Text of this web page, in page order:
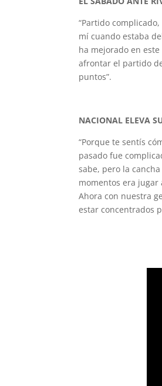
“Partido
mí cuando estaba
ha mejorado en
afrontar el partido
puntos”.
NACIONAL ELEVA
“Porque te sentís
pasado fue
sabe, pero la
momentos era jugar
Ahora con nuestra
estar concentrados